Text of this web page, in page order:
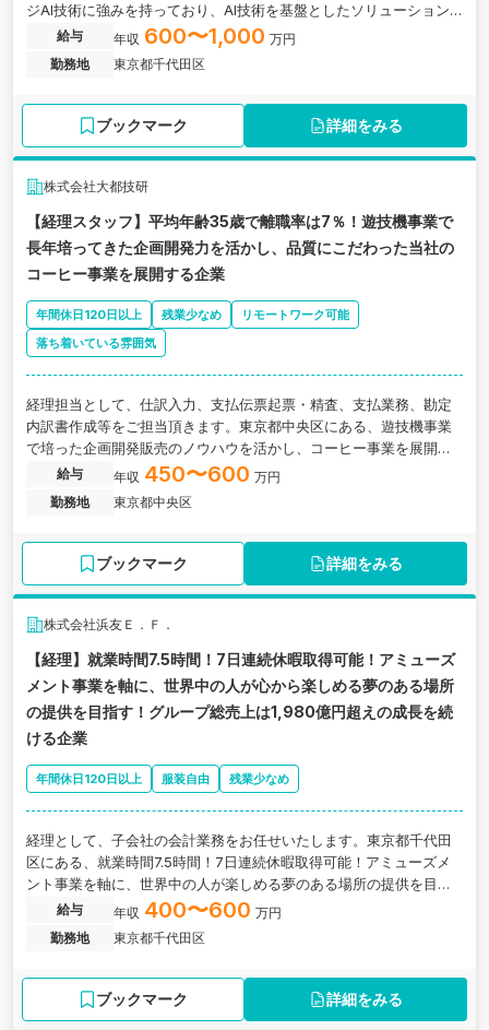
ジAI技術に強みを持っており、AI技術を基盤としたソリューション
を提供している東証グロース上場企業の求人です。
給与 年収 600〜1,000 万円
勤務地
東京都千代田区
ブックマーク 詳細をみる
株式会社大都技研
【経理スタッフ】平均年齢35歳で離職率は7％！遊技機事業で
長年培ってきた企画開発力を活かし、品質にこだわった当社の
コーヒー事業を展開する企業
年間休日120日以上 残業少なめ
リモートワーク可能
落ち着いている雰囲気
経理担当として、仕訳入力、支払伝票起票・精査、支払業務、勘定
内訳書作成等をご担当頂きます。東京都中央区にある、遊技機事業
で培った企画開発販売のノウハウを活かし、コーヒー事業を展開し
ている企業です。
給与 年収 450〜600 万円
勤務地
東京都中央区
ブックマーク 詳細をみる
株式会社浜友Ｅ．Ｆ．
【経理】就業時間7.5時間！7日連続休暇取得可能！アミューズ
メント事業を軸に、世界中の人が心から楽しめる夢のある場所
の提供を目指す！グループ総売上は1,980億円超えの成長を続
ける企業
年間休日120日以上 服装自由 残業少なめ
経理として、子会社の会計業務をお任せいたします。東京都千代田
区にある、就業時間7.5時間！7日連続休暇取得可能！アミューズメ
ント事業を軸に、世界中の人が楽しめる夢のある場所の提供を目指
す！グループ総売上は1,980億円超え企業の求人です。
給与 年収 400〜600 万円
勤務地
東京都千代田区
ブックマーク 詳細をみる